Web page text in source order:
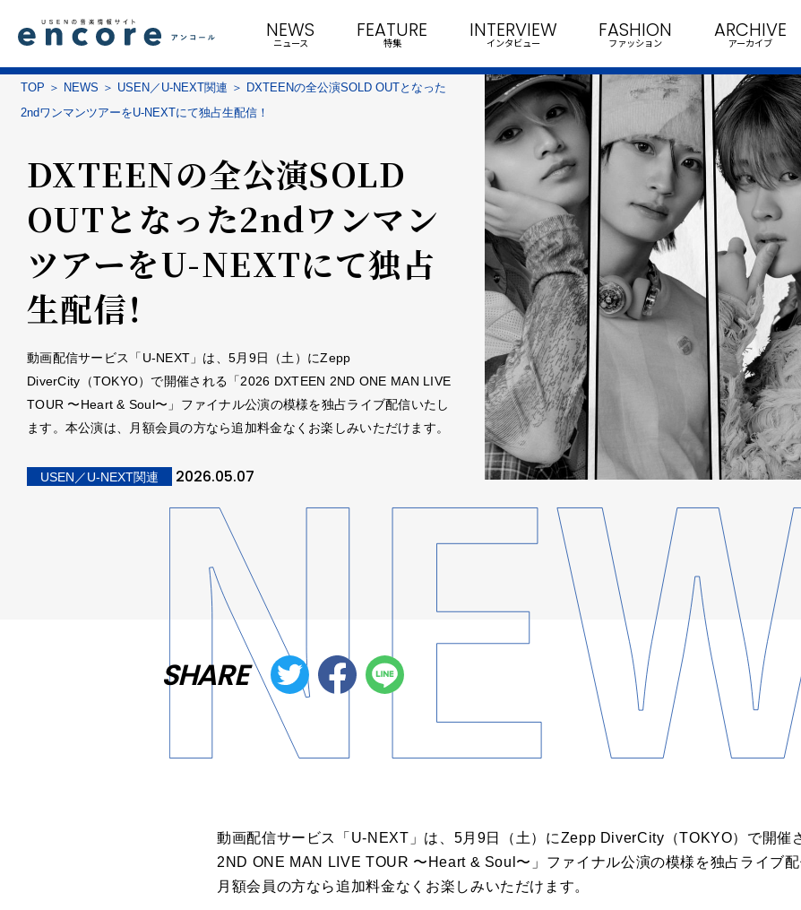
NEWS
ニュース
FEATURE
特集
INTERVIEW
インタビュー
FASHION
ファッション
ARCHIVE
アーカイブ
TOP NEWS USEN／U-NEXT関連
DXTEENの全公演SOLD OUTとなった
2ndワンマンツアーをU-NEXTにて独占生配信！
DXTEENの全公演SOLD
OUTとなった2ndワンマン
ツアーをU-NEXTにて独占
生配信！
動画配信サービス「U-NEXT」は、5月9日（土）にZepp
DiverCity（TOKYO）で開催される「2026 DXTEEN 2ND ONE MAN LIVE
TOUR 〜Heart & Soul〜」ファイナル公演の模様を独占ライブ配信いたし
ます。本公演は、月額会員の方なら追加料金なくお楽しみいただけます。
USEN／U-NEXT関連 2026.05.07
SHARE
動画配信サービス「U-NEXT」は、5月9日（土）にZepp DiverCity（TOKYO）で開催
2ND ONE MAN LIVE TOUR 〜Heart & Soul〜」ファイナル公演の模様を独占ライブ配
月額会員の方なら追加料金なくお楽しみいただけます。